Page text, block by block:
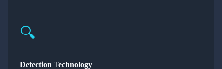
🔍
Detection Technology